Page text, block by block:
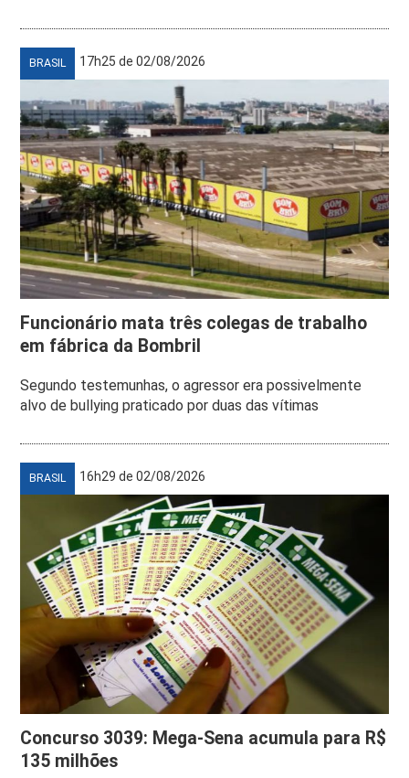
BRASIL 17h25 de 02/08/2026
Funcionário mata três colegas de trabalho
em fábrica da Bombril
Segundo testemunhas, o agressor era possivelmente
alvo de bullying praticado por duas das vítimas
BRASIL 16h29 de 02/08/2026
Concurso 3039: Mega-Sena acumula para R$
135 milhões